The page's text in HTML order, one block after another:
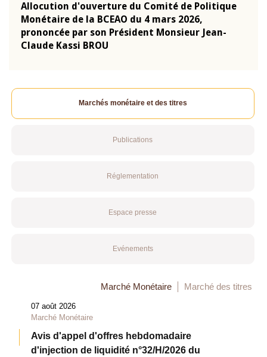
Allocution d'ouverture du Comité de Politique
Monétaire de la BCEAO du 4 mars 2026,
prononcée par son Président Monsieur Jean-
Claude Kassi BROU
Marchés monétaire et des titres
Publications
Réglementation
Espace presse
Evénements
Marché Monétaire Marché des titres
07 août 2026
Marché Monétaire
Avis d'appel d'offres hebdomadaire
d'injection de liquidité n°32/H/2026 du